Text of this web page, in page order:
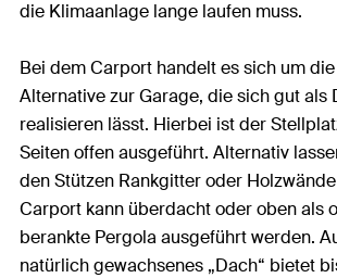
die Klimaanlage lange laufen muss.
Bei dem Carport handelt es sich um
Alternative zur Garage, die sich gut als
realisieren lässt. Hierbei ist der
Seiten offen ausgeführt. Alternativ
den Stützen Rankgitter oder
Carport kann überdacht oder oben als
berankte Pergola ausgeführt werden.
natürlich gewachsenes „Dach“ bietet